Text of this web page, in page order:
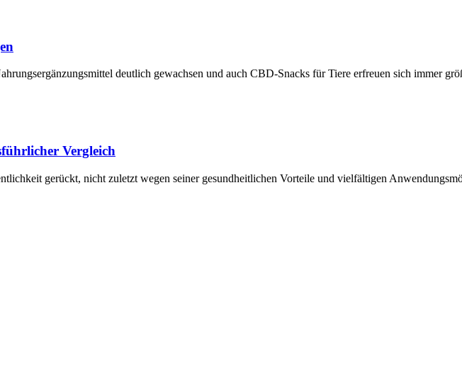
deutlich gewachsen und auch CBD-Snacks für Tiere erfreuen sich immer
Vergleich
gerückt, nicht zuletzt wegen seiner gesundheitlichen Vorteile und vielfältigen